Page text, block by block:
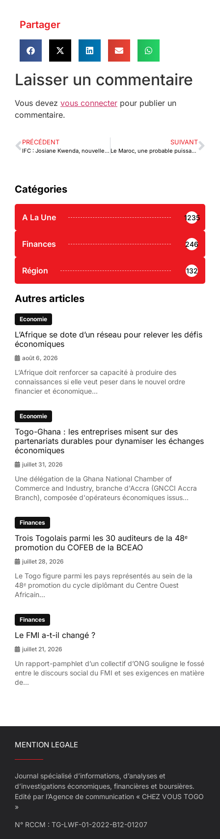
Partager
Laisser un commentaire
Vous devez vous connecter pour publier un
commentaire.
PRÉCÉDENT
IFC : Josiane Kwenda, nouvelle responsable pays pour le Togo
SUIVANT
Le Maroc, une probable puissance régionale?
Catégories
A La Une 1235
Finances 246
Région 132
Autres articles
Economie
L’Afrique se dote d’un réseau pour relever les défis
économiques
août 6, 2026
L’Afrique doit renforcer sa capacité à produire des
connaissances si elle veut peser dans le nouvel ordre
financier et économique...
Economie
Togo-Ghana : les entreprises misent sur des
partenariats durables pour dynamiser les échanges
économiques
juillet 31, 2026
Une délégation de la Ghana National Chamber of
Commerce and Industry, branche d'Accra (GNCCI Accra
Branch), composée d'opérateurs économiques issus...
Finances
Trois Togolais parmi les 30 auditeurs de la 48ᵉ
promotion du COFEB de la BCEAO
juillet 28, 2026
Le Togo figure parmi les pays représentés au sein de la
48ᵉ promotion du cycle diplômant du Centre Ouest
Africain...
Finances
Le FMI a-t-il changé ?
juillet 21, 2026
Un rapport-pamphlet d’un collectif d’ONG souligne le fossé
entre le discours social du FMI et ses exigences en matière
de...
MENTION LEGALE
Journal spécialisé d’informations, d’analyses et
d’investigations économiques, financières et boursières.
Edité par l’Agence de communication « CHEZ VOUS TOGO
»
N° RCCM : TG-LWF-01-2022-B12-01207